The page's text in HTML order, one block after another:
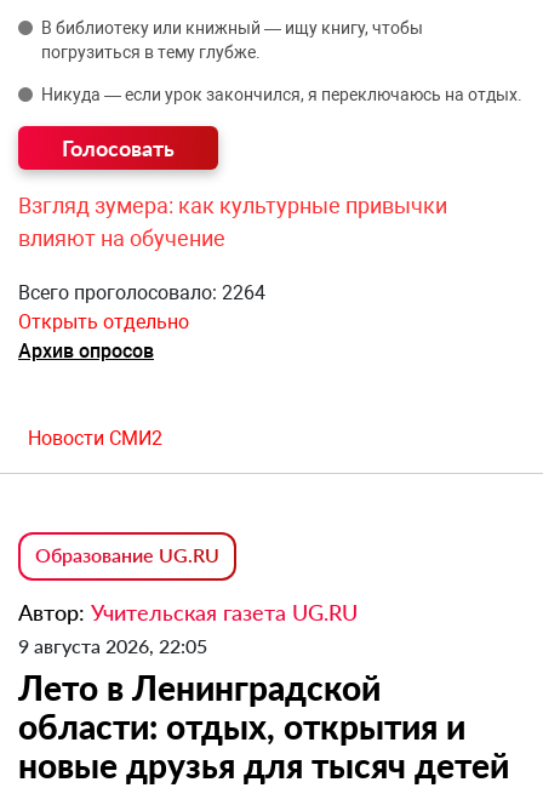
В библиотеку или книжный — ищу книгу, чтобы
погрузиться в тему глубже.
Никуда — если урок закончился, я переключаюсь на отдых.
Взгляд зумера: как культурные привычки
влияют на обучение
Всего проголосовало: 2264
Открыть отдельно
Архив опросов
Новости СМИ2
Образование UG.RU
Автор: Учительская газета UG.RU
9 августа 2026, 22:05
Лето в Ленинградской
области: отдых, открытия и
новые друзья для тысяч детей